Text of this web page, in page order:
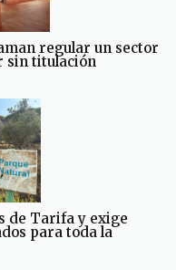
regular un sector
sin titulación
de Tarifa y exige
para toda la